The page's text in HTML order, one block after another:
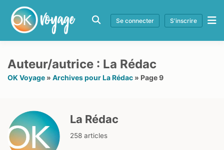
Se connecter S'inscrire
Auteur/autrice : La Rédac
OK Voyage » Archives pour La Rédac » Page 9
La Rédac
258 articles